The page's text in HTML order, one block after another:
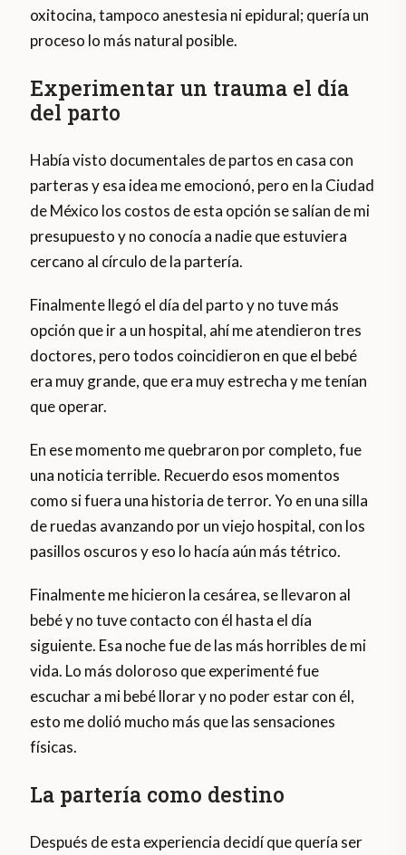
oxitocina, tampoco anestesia ni epidural; quería un
proceso lo más natural posible.
Experimentar un trauma el día
del parto
Había visto documentales de partos en casa con
parteras y esa idea me emocionó, pero en la Ciudad
de México los costos de esta opción se salían de mi
presupuesto y no conocía a nadie que estuviera
cercano al círculo de la partería.
Finalmente llegó el día del parto y no tuve más
opción que ir a un hospital, ahí me atendieron tres
doctores, pero todos coincidieron en que el bebé
era muy grande, que era muy estrecha y me tenían
que operar.
En ese momento me quebraron por completo, fue
una noticia terrible. Recuerdo esos momentos
como si fuera una historia de terror. Yo en una silla
de ruedas avanzando por un viejo hospital, con los
pasillos oscuros y eso lo hacía aún más tétrico.
Finalmente me hicieron la cesárea, se llevaron al
bebé y no tuve contacto con él hasta el día
siguiente. Esa noche fue de las más horribles de mi
vida. Lo más doloroso que experimenté fue
escuchar a mi bebé llorar y no poder estar con él,
esto me dolió mucho más que las sensaciones
físicas.
La partería como destino
Después de esta experiencia decidí que quería ser